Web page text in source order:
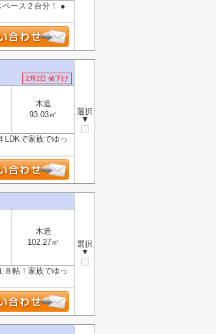
ース２台分！ ●
2月2日 値下げ
選択
▼
木造
93.03㎡
LDKで家族でゆっ
選択
▼
木造
102.27㎡
８帖！家族でゆっ